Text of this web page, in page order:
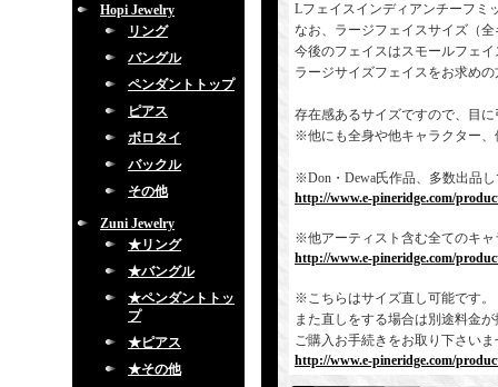
Hopi Jewelry
リング
バングル
ペンダントトップ
ピアス
ボロタイ
バックル
その他
Zuni Jewelry
★リング
★バングル
★ペンダントトッ
プ
★ピアス
★その他
Lフェイスインディアンチーフミ
なお、ラージフェイスサイズ（
今後のフェイスはスモールフェ
ラージサイズフェイスをお求め
存在感あるサイズですので、目
※他にも全身や他キャラクター
※Don・Dewa氏作品、多数出品
http://www.e-pineridge.com/
※他アーティスト含む全てのキ
http://www.e-pineridge.com/
※こちらはサイズ直し可能です
また直しをする場合は別途料金
ご購入お手続きをお取り下さいま
http://www.e-pineridge.com/